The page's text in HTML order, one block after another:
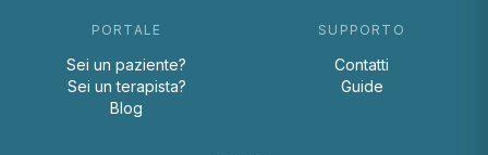
PORTALE
Sei un paziente?
Sei un terapista?
Blog
SUPPORTO
Contatti
Guide